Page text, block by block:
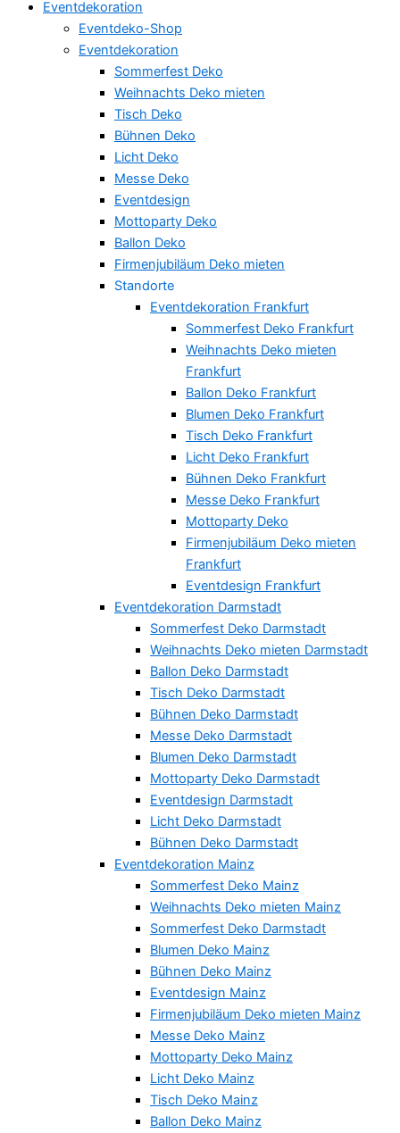
Eventdekoration
Eventdeko-Shop
Eventdekoration
Sommerfest Deko
Weihnachts Deko mieten
Tisch Deko
Bühnen Deko
Licht Deko
Messe Deko
Eventdesign
Mottoparty Deko
Ballon Deko
Firmenjubiläum Deko mieten
Standorte
Eventdekoration Frankfurt
Sommerfest Deko Frankfurt
Weihnachts Deko mieten
Frankfurt
Ballon Deko Frankfurt
Blumen Deko Frankfurt
Tisch Deko Frankfurt
Licht Deko Frankfurt
Bühnen Deko Frankfurt
Messe Deko Frankfurt
Mottoparty Deko
Firmenjubiläum Deko mieten
Frankfurt
Eventdesign Frankfurt
Eventdekoration Darmstadt
Sommerfest Deko Darmstadt
Weihnachts Deko mieten Darmstadt
Ballon Deko Darmstadt
Tisch Deko Darmstadt
Bühnen Deko Darmstadt
Messe Deko Darmstadt
Blumen Deko Darmstadt
Mottoparty Deko Darmstadt
Eventdesign Darmstadt
Licht Deko Darmstadt
Bühnen Deko Darmstadt
Eventdekoration Mainz
Sommerfest Deko Mainz
Weihnachts Deko mieten Mainz
Sommerfest Deko Darmstadt
Blumen Deko Mainz
Bühnen Deko Mainz
Eventdesign Mainz
Firmenjubiläum Deko mieten Mainz
Messe Deko Mainz
Mottoparty Deko Mainz
Licht Deko Mainz
Tisch Deko Mainz
Ballon Deko Mainz